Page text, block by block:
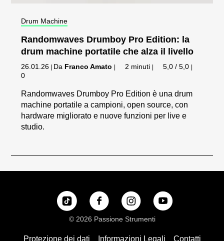
Drum Machine
Randomwaves Drumboy Pro Edition: la
drum machine portatile che alza il livello
26.01.26 | Da Franco Amato | 2 minuti | 5,0 / 5,0 |
0
Randomwaves Drumboy Pro Edition è una drum
machine portatile a campioni, open source, con
hardware migliorato e nuove funzioni per live e
studio.
Protezione dei dati Informazioni Legali Contatti
© 2026 Passione Strumenti